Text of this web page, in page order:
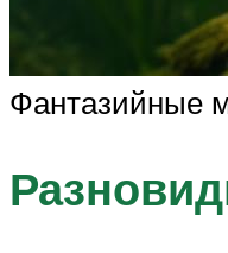
Фантазийные